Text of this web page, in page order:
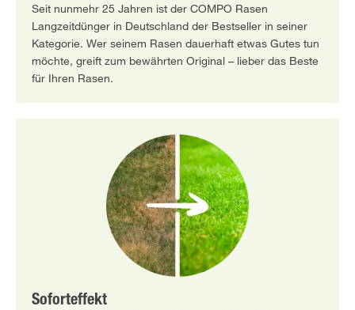
Seit nunmehr 25 Jahren ist der COMPO Rasen
Langzeitdünger in Deutschland der Bestseller in seiner
Kategorie. Wer seinem Rasen dauerhaft etwas Gutes tun
möchte, greift zum bewährten Original – lieber das Beste
für Ihren Rasen.
Soforteffekt